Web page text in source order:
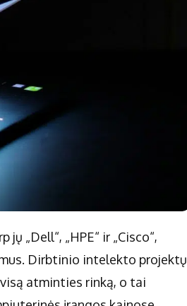
„Dell“, „HPE“ ir „Cisco“,
Dirbtinio intelekto projektų
atminties rinką, o tai